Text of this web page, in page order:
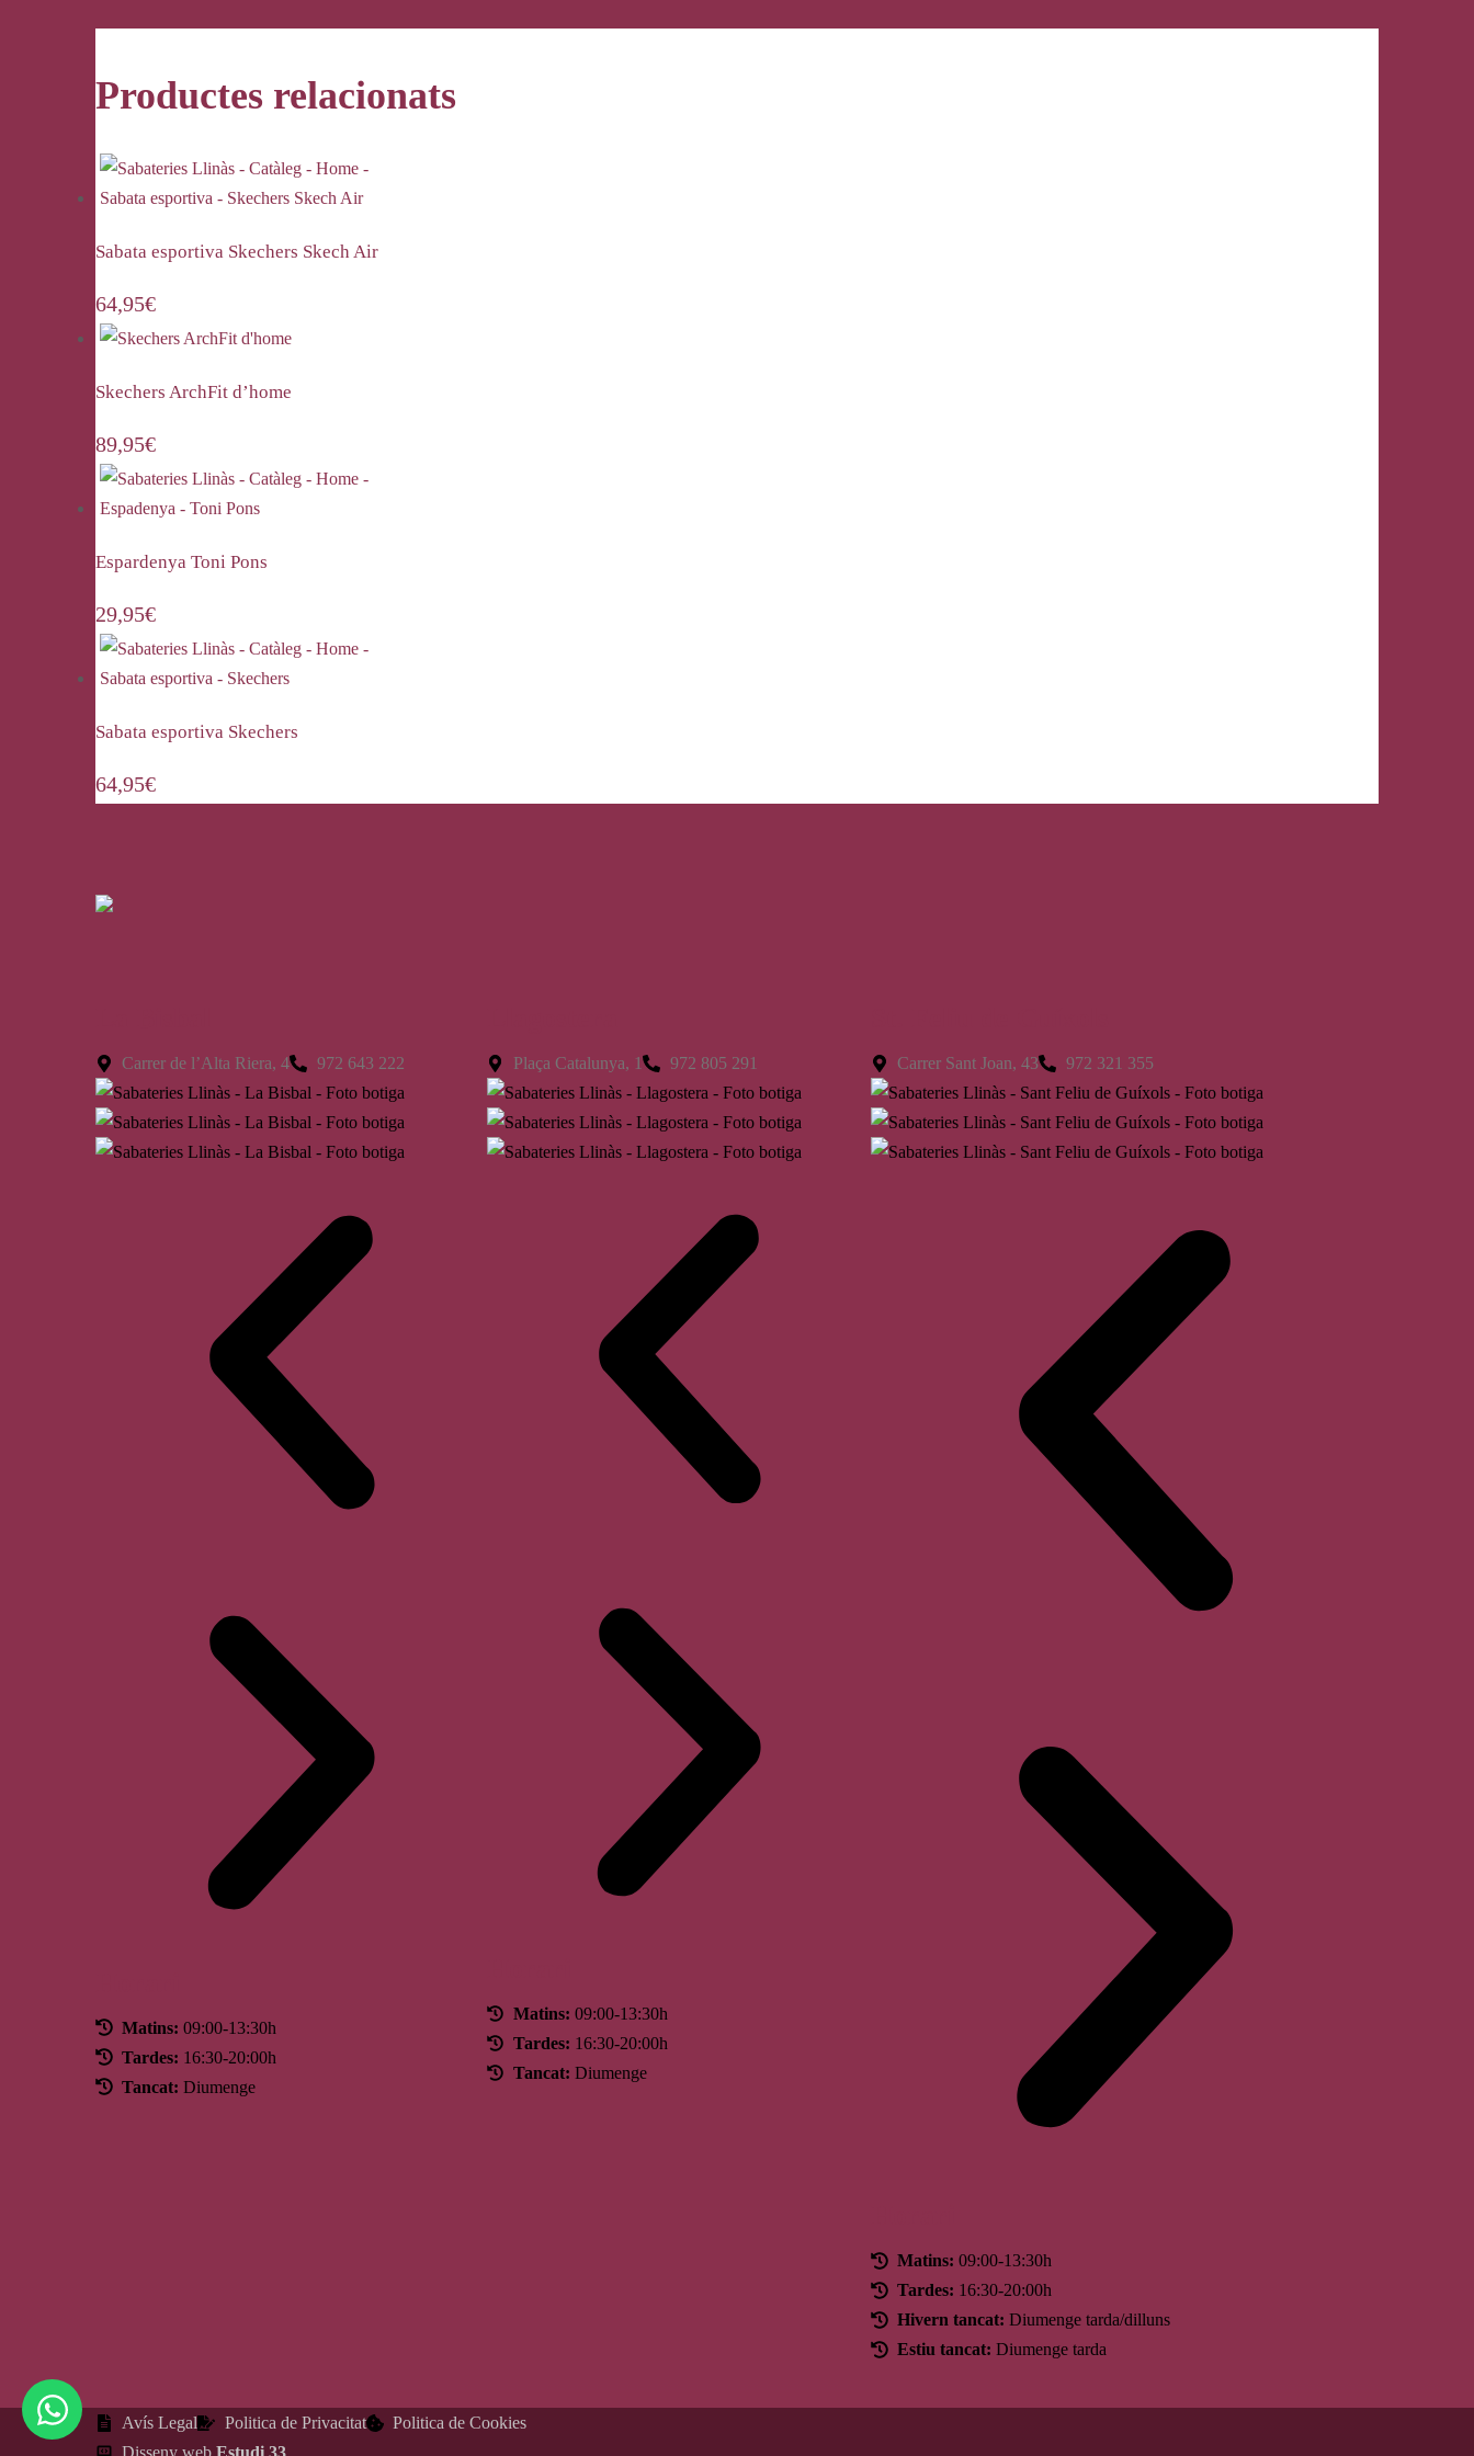
Productes relacionats
Sabata esportiva Skechers Skech Air
64,95€
Skechers ArchFit d’home
89,95€
Espardenya Toni Pons
29,95€
Sabata esportiva Skechers
64,95€
Carrer de l’Alta Riera, 4 972 643 222
Matins: 09:00-13:30h
Tardes: 16:30-20:00h
Tancat: Diumenge
Plaça Catalunya, 1 972 805 291
Matins: 09:00-13:30h
Tardes: 16:30-20:00h
Tancat: Diumenge
Carrer Sant Joan, 43 972 321 355
Matins: 09:00-13:30h
Tardes: 16:30-20:00h
Hivern tancat: Diumenge tarda/dilluns
Estiu tancat: Diumenge tarda
Avís Legal Politica de Privacitat
Politica de Cookies